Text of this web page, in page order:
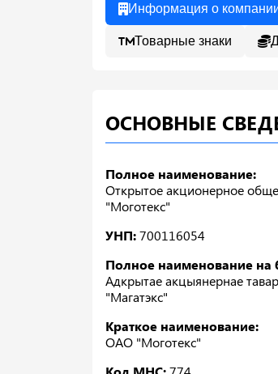
Информация о
Товарные знаки
ОСНОВНЫЕ
Полное наименование:
Открытое акционерное
"Моготекс"
УНП:700116054
Полное наименование на
Адкрытае акцыянернае
"Магатэкс"
Краткое наименование:
ОАО "Моготекс"